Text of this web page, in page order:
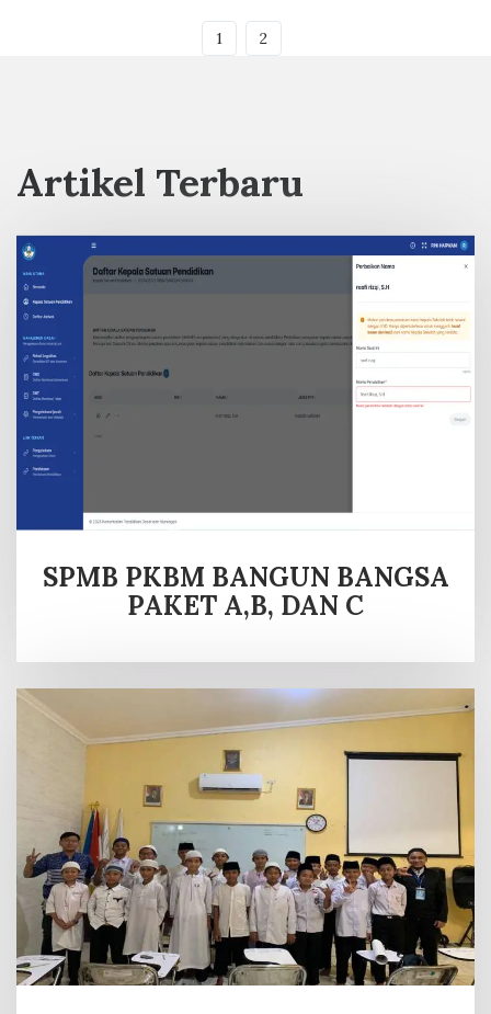
1 2
Artikel Terbaru
SPMB PKBM BANGUN BANGSA
PAKET A,B, DAN C